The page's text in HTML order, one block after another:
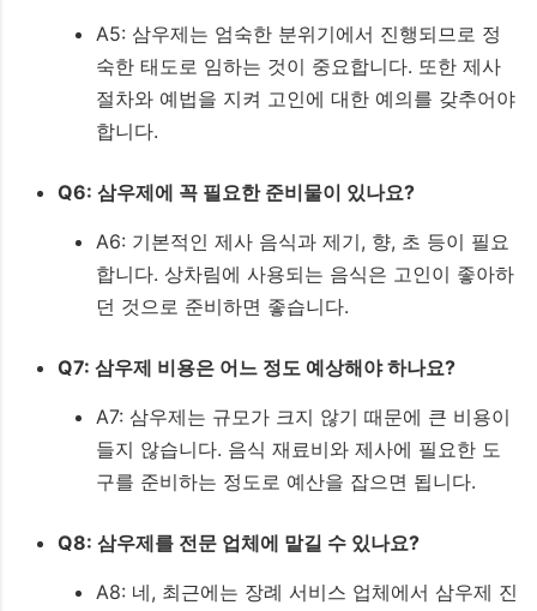
A5: 삼우제는 엄숙한 분위기에서 진행되므로 정
숙한 태도로 임하는 것이 중요합니다. 또한 제사
절차와 예법을 지켜 고인에 대한 예의를 갖추어야
합니다.
Q6: 삼우제에 꼭 필요한 준비물이 있나요?
A6: 기본적인 제사 음식과 제기, 향, 초 등이 필요
합니다. 상차림에 사용되는 음식은 고인이 좋아하
던 것으로 준비하면 좋습니다.
Q7: 삼우제 비용은 어느 정도 예상해야 하나요?
A7: 삼우제는 규모가 크지 않기 때문에 큰 비용이
들지 않습니다. 음식 재료비와 제사에 필요한 도
구를 준비하는 정도로 예산을 잡으면 됩니다.
Q8: 삼우제를 전문 업체에 맡길 수 있나요?
A8: 네, 최근에는 장례 서비스 업체에서 삼우제 진